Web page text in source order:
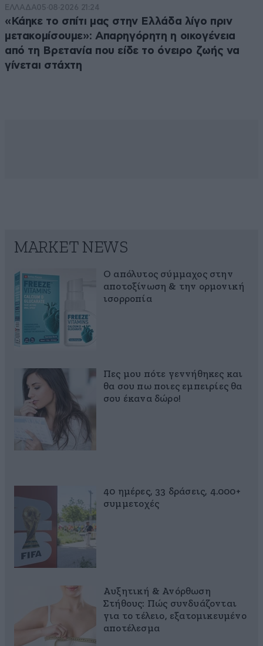
ΕΛΛΑΔΑ05·08·2026 21:24
«Κάηκε το σπίτι μας στην Ελλάδα λίγο πριν
μετακομίσουμε»: Απαρηγόρητη η οικογένεια
από τη Βρετανία που είδε το όνειρο ζωής να
γίνεται στάχτη
MARKET NEWS
Ο απόλυτος σύμμαχος στην
αποτοξίνωση & την ορμονική
ισορροπία
Πες μου πότε γεννήθηκες και
θα σου πω ποιες εμπειρίες θα
σου έκανα δώρο!
40 ημέρες, 33 δράσεις, 4.000+
συμμετοχές
Αυξητική & Ανόρθωση
Στήθους: Πώς συνδυάζονται
για το τέλειο, εξατομικευμένο
αποτέλεσμα